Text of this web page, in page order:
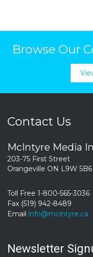
Browse Our
Contact Us
McIntyre Media
203-75 First Street
Orangeville ON L9W 5B6
Toll Free 1-800-565-3036
Fax (519) 942-8489
Email info@mcintyre.ca
Newsletter